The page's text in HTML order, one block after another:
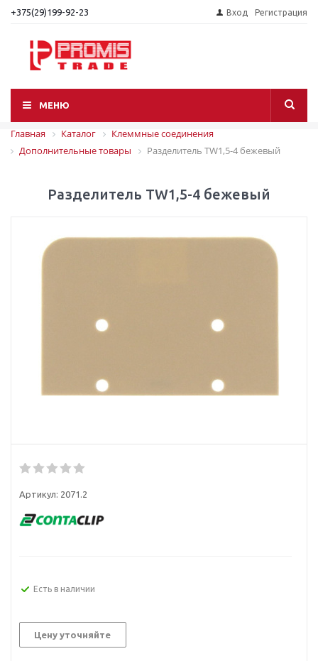
+375(29)199-92-23 Вход Регистрация
МЕНЮ
Главная Каталог
Клеммные соединения
Дополнительные товары
Разделитель TW1,5-4 бежевый
Разделитель TW1,5-4 бежевый
Артикул: 2071.2
Есть в наличии
Цену уточняйте